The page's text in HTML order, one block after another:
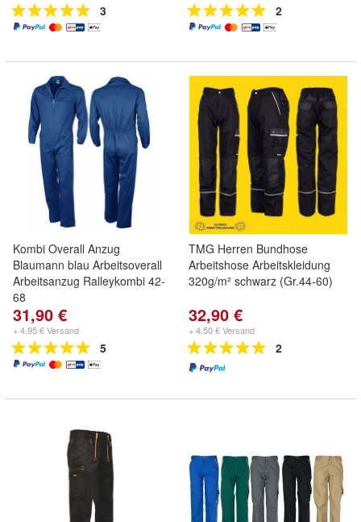
3 2
Kombi Overall Anzug
Blaumann blau Arbeitsoverall
Arbeitsanzug Ralleykombi 42-
68
31,90 €
+ 4,95 € Versand
5
TMG Herren Bundhose
Arbeitshose Arbeitskleidung
320g/m² schwarz (Gr.44-60)
32,90 €
+ 4,50 € Versand
2